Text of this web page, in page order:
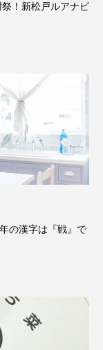
！新松戸ルアナビ
の漢字は『戦』で